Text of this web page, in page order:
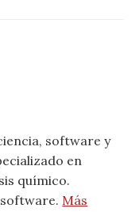
software y
en
químico.
Más